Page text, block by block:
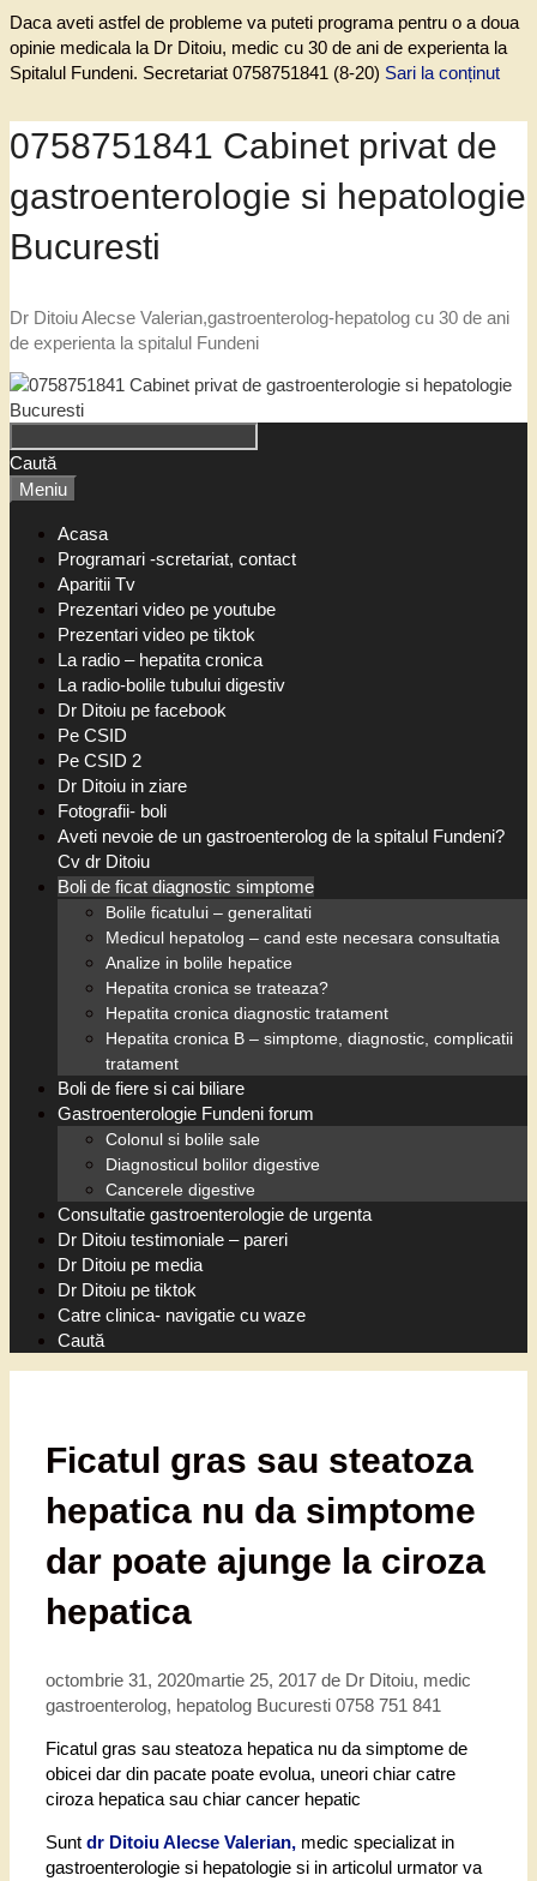
Daca aveti astfel de probleme va puteti programa pentru o a doua
opinie medicala la Dr Ditoiu, medic cu 30 de ani de experienta la
Spitalul Fundeni. Secretariat 0758751841 (8-20) Sari la conținut
0758751841 Cabinet privat de
gastroenterologie si hepatologie
Bucuresti
Dr Ditoiu Alecse Valerian,gastroenterolog-hepatolog cu 30 de ani
de experienta la spitalul Fundeni
Caută
Meniu
Acasa
Programari -scretariat, contact
Aparitii Tv
Prezentari video pe youtube
Prezentari video pe tiktok
La radio – hepatita cronica
La radio-bolile tubului digestiv
Dr Ditoiu pe facebook
Pe CSID
Pe CSID 2
Dr Ditoiu in ziare
Fotografii- boli
Aveti nevoie de un gastroenterolog de la spitalul Fundeni?
Cv dr Ditoiu
Boli de ficat diagnostic simptome
Bolile ficatului – generalitati
Medicul hepatolog – cand este necesara consultatia
Analize in bolile hepatice
Hepatita cronica se trateaza?
Hepatita cronica diagnostic tratament
Hepatita cronica B – simptome, diagnostic, complicatii
tratament
Boli de fiere si cai biliare
Gastroenterologie Fundeni forum
Colonul si bolile sale
Diagnosticul bolilor digestive
Cancerele digestive
Consultatie gastroenterologie de urgenta
Dr Ditoiu testimoniale – pareri
Dr Ditoiu pe media
Dr Ditoiu pe tiktok
Catre clinica- navigatie cu waze
Caută
Ficatul gras sau steatoza
hepatica nu da simptome
dar poate ajunge la ciroza
hepatica
octombrie 31, 2020martie 25, 2017 de Dr Ditoiu, medic
gastroenterolog, hepatolog Bucuresti 0758 751 841
Ficatul gras sau steatoza hepatica nu da simptome de
obicei dar din pacate poate evolua, uneori chiar catre
ciroza hepatica sau chiar cancer hepatic
Sunt dr Ditoiu Alecse Valerian, medic specializat in
gastroenterologie si hepatologie si in articolul urmator va